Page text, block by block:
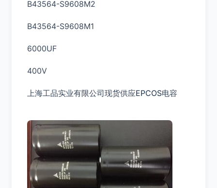
B43564-S9608M2
B43564-S9608M1
6000UF
400V
上海工品实业有限公司现货供应EPCOS电容